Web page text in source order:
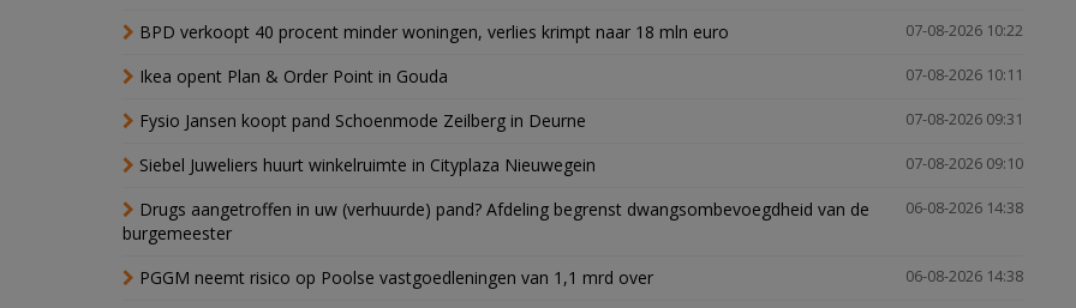
07-08-2026 10:22
BPD verkoopt 40 procent minder woningen, verlies krimpt naar 18 mln euro
07-08-2026 10:11
Ikea opent Plan & Order Point in Gouda
07-08-2026 09:31
Fysio Jansen koopt pand Schoenmode Zeilberg in Deurne
07-08-2026 09:10
Siebel Juweliers huurt winkelruimte in Cityplaza Nieuwegein
06-08-2026 14:38
Drugs aangetroffen in uw (verhuurde) pand? Afdeling begrenst dwangsombevoegdheid van de
burgemeester
06-08-2026 14:38
PGGM neemt risico op Poolse vastgoedleningen van 1,1 mrd over